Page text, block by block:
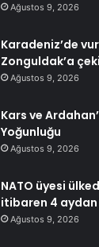
Ağustos 9, 2026
Karadeniz’de
Zonguldak’a
Ağustos 9, 2026
Kars ve
Yoğunluğu
Ağustos 9, 2026
NATO üyesi
itibaren 4 aydan
Ağustos 9, 2026